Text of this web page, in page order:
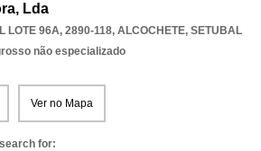
Lda
LOTE 96A, 2890-118, ALCOCHETE, SETUBAL
não especializado
Ver no Mapa
for: